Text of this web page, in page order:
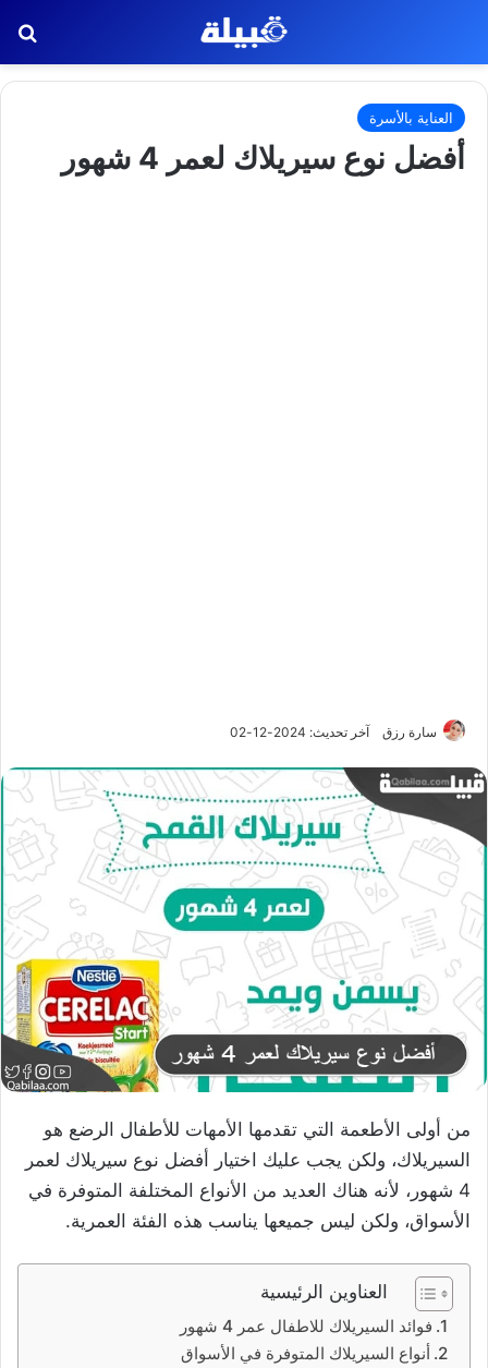
العناية بالأسرة
أفضل نوع سيريلاك لعمر 4 شهور
سارة رزق آخر تحديث: 2024-12-02
من أولى الأطعمة التي تقدمها الأمهات للأطفال الرضع هو
السيريلاك، ولكن يجب عليك اختيار أفضل نوع سيريلاك لعمر
4 شهور، لأنه هناك العديد من الأنواع المختلفة المتوفرة في
الأسواق، ولكن ليس جميعها يناسب هذه الفئة العمرية.
العناوين الرئيسية
فوائد السيريلاك للاطفال عمر 4 شهور
أنواع السيريلاك المتوفرة في الأسواق